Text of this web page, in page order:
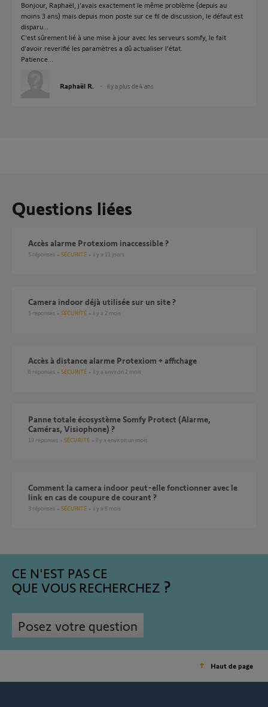
Bonjour, Raphaël, j'avais exactement le même problème (depuis au
moins 3 ans) mais depuis mon poste sur ce fil de discussion, le défaut est
disparu...
C'est sûrement lié à une mise à jour avec les serveurs somfy, le fait
d'avoir reverifié les paramètres a dû actualiser l'état.
Patience...
Raphaël R. il y a plus de 4 ans
Questions liées
Accès alarme Protexiom inaccessible ?
5 réponses SÉCURITÉ il y a 11 jours
camera indoor déjà utilisée sur un site ?
5 réponses SÉCURITÉ il y a 2 mois
Accès à distance alarme Protexiom + affichage
6 réponses SÉCURITÉ il y a environ 2 mois
Panne totale écosystème Somfy Protect (Alarme,
Caméras, Visiophone) ?
13 réponses SÉCURITÉ il y a environ un mois
Comment la camera indoor peut-elle fonctionner avec le
link en cas de coupure de courant ?
3 réponses SÉCURITÉ il y a 8 mois
CE N'EST PAS CE
QUE VOUS RECHERCHEZ
Posez votre question
Haut de page